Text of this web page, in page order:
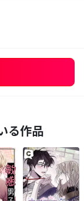
る作品